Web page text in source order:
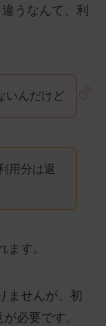
うなんて、利
いんだけど
用分は返
す。
ませんが、初
必要です。